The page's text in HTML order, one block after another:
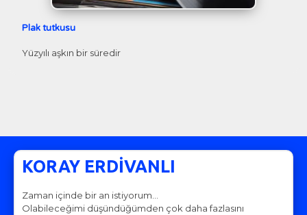
Plak tutkusu
Yüzyılı aşkın bir süredir
KORAY ERDİVANLI
Zaman içinde bir an istiyorum…
Olabileceğimi düşündüğümden çok daha fazlasını